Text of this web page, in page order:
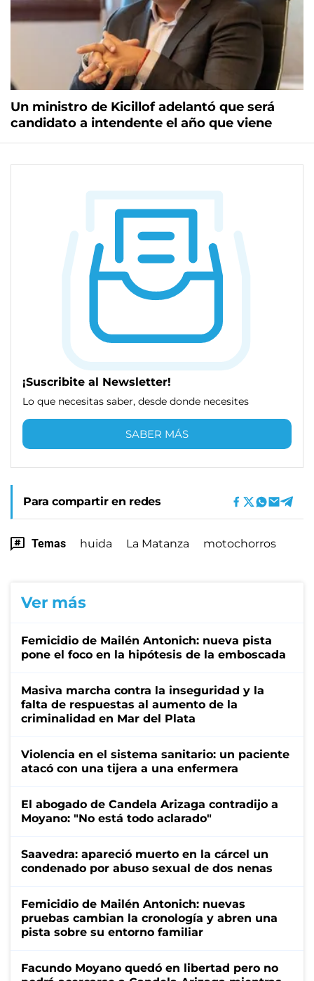
Un ministro de Kicillof adelantó que será
candidato a intendente el año que viene
¡Suscribite al Newsletter!
Lo que necesitas saber, desde donde necesites
SABER MÁS
Para compartir en redes
Temas huida La Matanza motochorros
Ver más
Femicidio de Mailén Antonich: nueva pista
pone el foco en la hipótesis de la emboscada
Masiva marcha contra la inseguridad y la
falta de respuestas al aumento de la
criminalidad en Mar del Plata
Violencia en el sistema sanitario: un paciente
atacó con una tijera a una enfermera
El abogado de Candela Arizaga contradijo a
Moyano: "No está todo aclarado"
Saavedra: apareció muerto en la cárcel un
condenado por abuso sexual de dos nenas
Femicidio de Mailén Antonich: nuevas
pruebas cambian la cronología y abren una
pista sobre su entorno familiar
Facundo Moyano quedó en libertad pero no